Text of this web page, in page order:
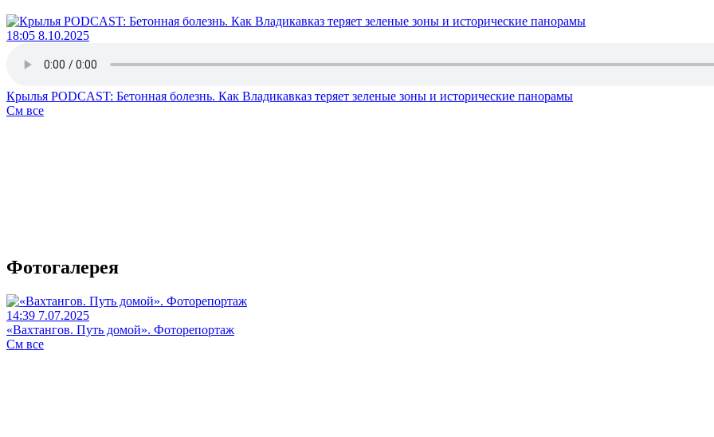
18:05 8.10.2025
Крылья PODCAST: Бетонная болезнь. Как Владикавказ теряет зеленые зоны и исторические панорамы
См все
Фотогалерея
14:39 7.07.2025
«Вахтангов. Путь домой». Фоторепортаж
См все